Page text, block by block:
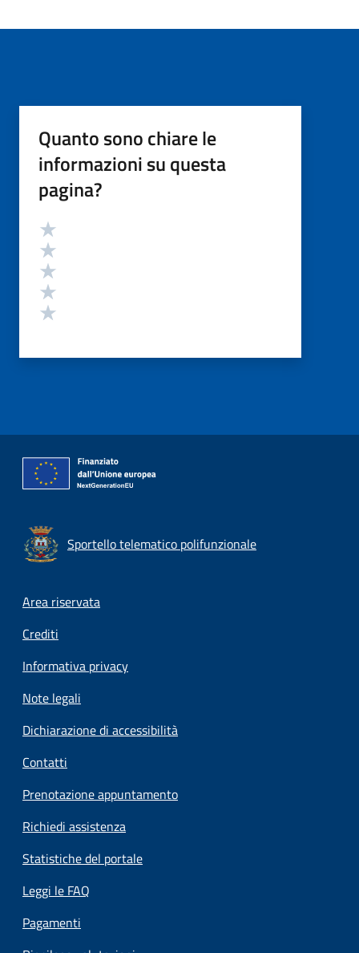
Quanto sono chiare le
informazioni su questa
pagina?
Valutazione
Sportello telematico polifunzionale
Footer menu
Area riservata
Crediti
Informativa privacy
Note legali
Dichiarazione di accessibilità
Contatti
Prenotazione appuntamento
Richiedi assistenza
Statistiche del portale
Leggi le FAQ
Pagamenti